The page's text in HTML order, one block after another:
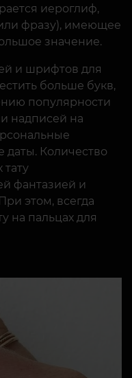
иероглиф,
фразу), имеющее
значение.
и шрифтов для
больше букв,
популярности
надписей на
Количество
фантазией и
этом, всегда
на пальцах для